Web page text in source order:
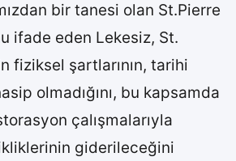
bir tanesi olan St.Pierre
ifade eden Lekesiz, St.
fiziksel şartlarının, tarihi
olmadığını, bu kapsamda
çalışmalarıyla
giderileceğini